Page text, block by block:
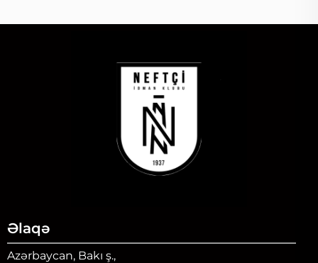
Əlaqə
Azərbaycan, Bakı ş.,